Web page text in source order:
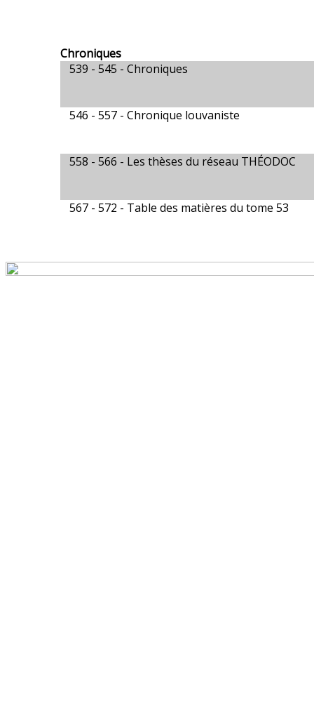
Chroniques
539 - 545 - Chroniques
546 - 557 - Chronique louvaniste
558 - 566 - Les thèses du réseau THÉODOC
567 - 572 - Table des matières du tome 53